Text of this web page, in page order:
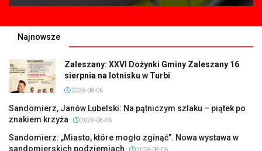
Najnowsze
Zaleszany: XXVI Dożynki Gminy Zaleszany 16
sierpnia na lotnisku w Turbi
2026-08-06
Sandomierz, Janów Lubelski: Na pątniczym szlaku – piątek po
znakiem krzyża
2026-08-06
Sandomierz: „Miasto, które mogło zginąć”. Nowa wystawa w
sandomierskich podziemiach